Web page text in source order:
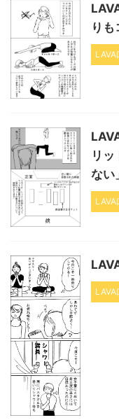
り
LAVA
リ
ない
LAVA
LAVA